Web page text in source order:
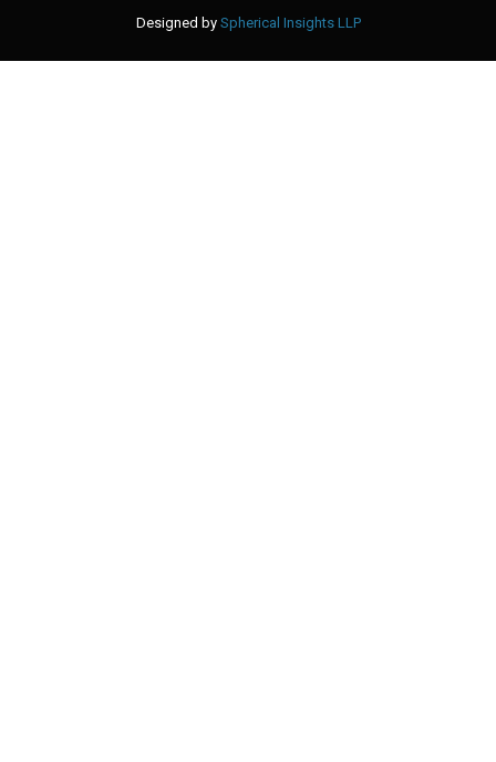
Designed by Spherical Insights LLP